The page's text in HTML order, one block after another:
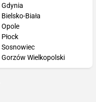
Gdynia
Bielsko-Biała
Opole
Płock
Sosnowiec
Gorzów Wielkopolski